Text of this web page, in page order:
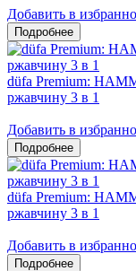
Добавить в
düfa Premium:
ржавчину 3 в 1
Добавить в
düfa Premium:
ржавчину 3 в 1
Добавить в